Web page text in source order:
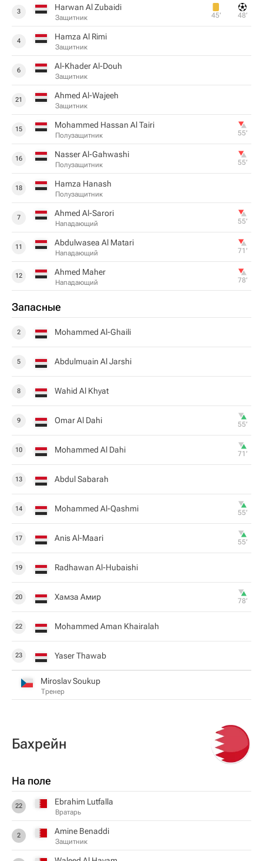
3 Harwan Al Zubaidi
Защитник 45‎’‎ 48‎’‎
4 Hamza Al Rimi
Защитник
6 Al-Khader Al-Douh
Защитник
21 Ahmed Al-Wajeeh
Защитник
15 Mohammed Hassan Al Tairi
Полузащитник 55‎’‎
16 Nasser Al-Gahwashi
Полузащитник 55‎’‎
18 Hamza Hanash
Полузащитник
7 Ahmed Al-Sarori
Нападающий 55‎’‎
11 Abdulwasea Al Matari
Нападающий 71‎’‎
12 Ahmed Maher
Нападающий 78‎’‎
Запасные
2 Mohammed Al-Ghaili
5 Abdulmuain Al Jarshi
8 Wahid Al Khyat
9 Omar Al Dahi 55‎’‎
10 Mohammed Al Dahi 71‎’‎
13 Abdul Sabarah
14 Mohammed Al-Qashmi 55‎’‎
17 Anis Al-Maari 55‎’‎
19 Radhawan Al-Hubaishi
20 Хамза Амир 78‎’‎
22 Mohammed Aman Khairalah
23 Yaser Thawab
Miroslav Soukup
Тренер
Бахрейн
На поле
22 Ebrahim Lutfalla
Вратарь
2 Amine Benaddi
Защитник